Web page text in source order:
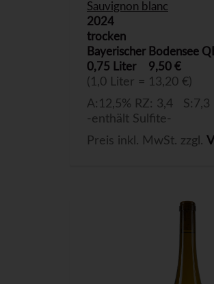
Sauvignon blanc
2024
trocken
Bayerischer Bodensee
0,75 Liter
9,50 €
(1,0 Liter = 13,20 €)
A:12,5% RZ: 3,4 S:7,3
-enthält Sulfite-
Preis inkl. MwSt. zzgl.